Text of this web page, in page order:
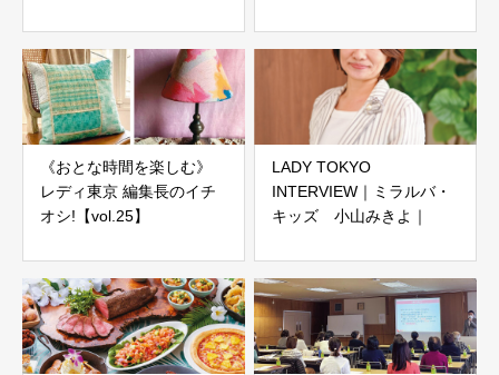
《おとな時間を楽しむ》
レディ東京 編集長のイチ
オシ!【vol.25】
LADY TOKYO
INTERVIEW｜ミラルバ・
キッズ 小山みきよ｜